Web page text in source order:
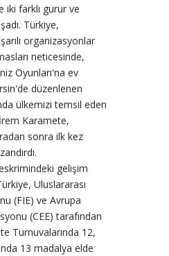
iki farklı gurur ve
Türkiye,
organizasyonlar
neticesinde,
Oyunları'na ev
düzenlenen
ülkemizi temsil eden
Karamete,
sonra ilk kez
gelişim
Uluslararası
(FIE) ve Avrupa
(CEE) tarafından
Turnuvalarında 12,
13 madalya elde